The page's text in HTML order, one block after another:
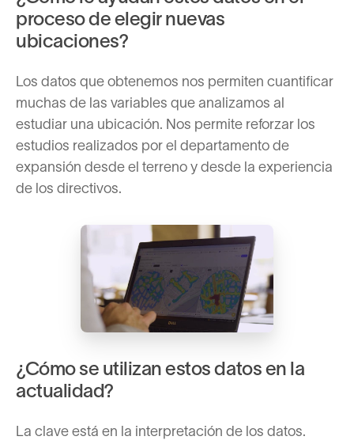
proceso de elegir nuevas
ubicaciones?
Los datos que obtenemos nos permiten cuantificar
muchas de las variables que analizamos al
estudiar una ubicación. Nos permite reforzar los
estudios realizados por el departamento de
expansión desde el terreno y desde la experiencia
de los directivos.
¿Cómo se utilizan estos datos en la
actualidad?
La clave está en la interpretación de los datos.